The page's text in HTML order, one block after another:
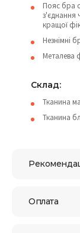
Пояс бра
з'єднання
кращої
Незнімні
Металева
Склад:
Тканина
Тканина
Оплата